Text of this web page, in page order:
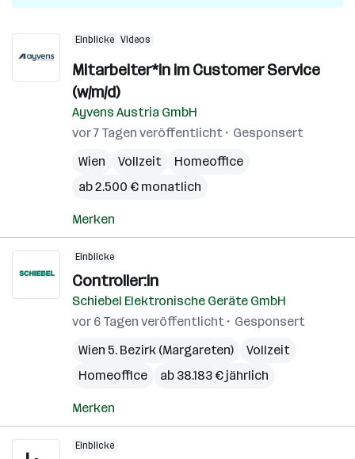
Einblicke Videos
Mitarbeiter*in im Customer Service
(w/m/d)
Ayvens Austria GmbH
vor 7 Tagen veröffentlicht
Gesponsert
Wien
Vollzeit
Homeoffice
ab 2.500 € monatlich
Merken
Einblicke
Controller:in
Schiebel Elektronische Geräte GmbH
vor 6 Tagen veröffentlicht
Gesponsert
Wien 5. Bezirk (Margareten)
Vollzeit
Homeoffice
ab 38.183 € jährlich
Merken
Einblicke